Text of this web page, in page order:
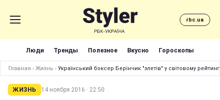
rbc.ua
Люди Тренды Полезное Вкусно Гороскопы
Главная › Жизнь › Український боксер Берінчик "злетів" у світовому
ЖИЗНЬ 14 ноября 2016 · 22:50